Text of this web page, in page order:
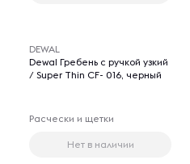
DEWAL
Dewal Гребень с ручкой узкий
/ Super Thin СF- 016, черный
Расчески и щетки
Нет в наличии